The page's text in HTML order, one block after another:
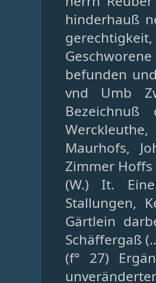
hinderhauß
befunden
vnd Umb
Maurhofs,
Zimmer Hoffs
(W.) It.
Stallungen,
Gärtlein
Schäffergaß
(f° 27)